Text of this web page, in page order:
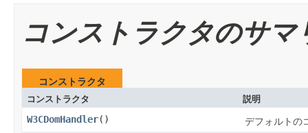
コンストラクタのサマ
コンストラクタ
コンストラクタ 説明
W3CDomHandler()
デフォルトの